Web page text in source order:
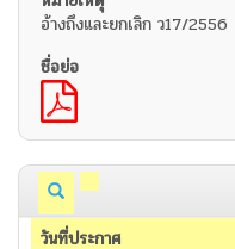
อ้างถึงและยกเลิก ว17/2556